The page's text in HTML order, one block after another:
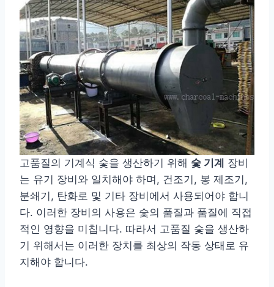
고품질의 기계식 숯을 생산하기 위해 숯 기계 장비
는 유기 장비와 일치해야 하며, 건조기, 봉 제조기,
분쇄기, 탄화로 및 기타 장비에서 사용되어야 합니
다. 이러한 장비의 사용은 숯의 품질과 품질에 직접
적인 영향을 미칩니다. 따라서 고품질 숯을 생산하
기 위해서는 이러한 장치를 최상의 작동 상태로 유
지해야 합니다.